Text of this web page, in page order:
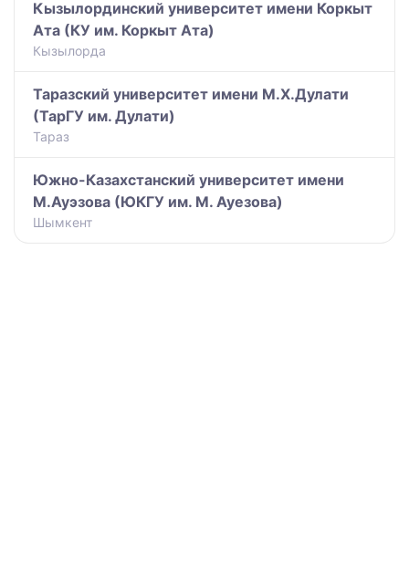
Кызылординский университет имени Коркыт
Ата (КУ им. Коркыт Ата)
Кызылорда
Таразский университет имени М.Х.Дулати
(ТарГУ им. Дулати)
Тараз
Южно-Казахстанский университет имени
М.Ауэзова (ЮКГУ им. М. Ауезова)
Шымкент